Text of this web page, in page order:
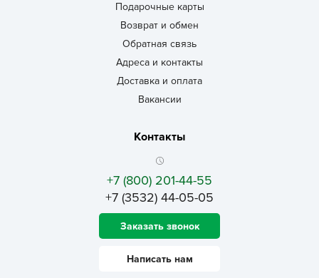
Подарочные карты
Возврат и обмен
Обратная связь
Адреса и контакты
Доставка и оплата
Вакансии
Контакты
+7 (800) 201-44-55
+7 (3532) 44-05-05
Заказать звонок
Написать нам